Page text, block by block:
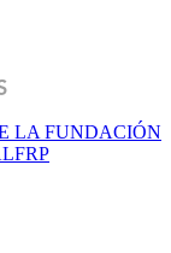
LA FUNDACIÓN